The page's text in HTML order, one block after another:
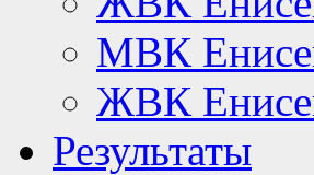
МВК
ЖВК
Результаты